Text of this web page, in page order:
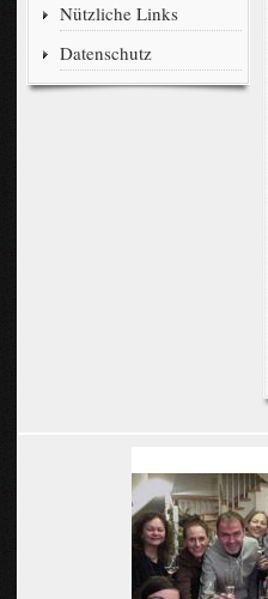
Nützliche Links
Datenschutz